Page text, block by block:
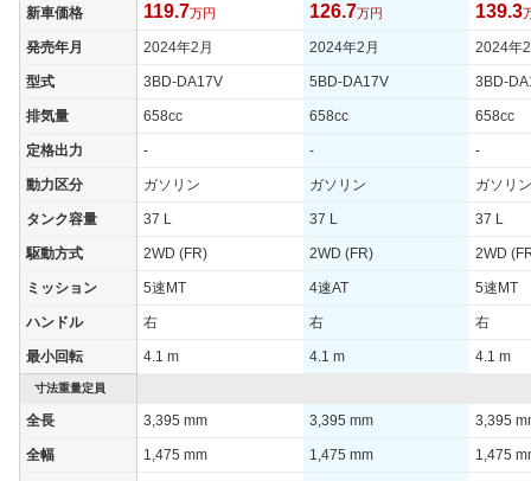
新車価格 119.7万円 126.7万円 139.3
発売年月 2024年2月 2024年2月 2024年
型式 3BD-DA17V 5BD-DA17V 3BD-
排気量 658cc 658cc 658cc
定格出力 - - -
動力区分 ガソリン ガソリン ガソリン
タンク容量 37 L 37 L 37 L
駆動方式 2WD (FR) 2WD (FR) 2WD
ミッション 5速MT 4速AT 5速MT
ハンドル 右 右 右
最小回転 4.1 m 4.1 m 4.1 m
寸法重量定員
全長 3,395 mm 3,395 mm 3,395
全幅 1,475 mm 1,475 mm 1,475